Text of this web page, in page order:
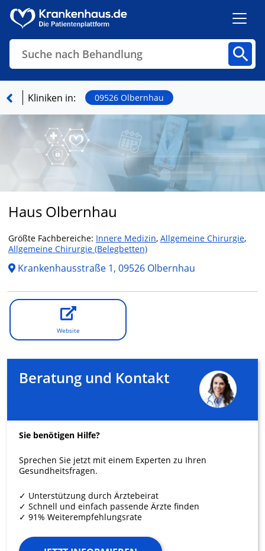
Suche nach Behandlung
Finden
Kliniken in: 09526 Olbernhau
Haus Olbernhau
Größte Fachbereiche: Innere Medizin, Allgemeine Chirurgie,
Allgemeine Chirurgie (Belegbetten)
Krankenhausstraße 1, 09526 Olbernhau
Website
Beratung und Kontakt
Sie benötigen Hilfe?
Sprechen Sie jetzt mit einem Experten zu Ihren
Gesundheitsfragen.
✓ Unterstützung durch Ärztebeirat
✓ Schnell und einfach passende Ärzte finden
✓ 91% Weiterempfehlungsrate